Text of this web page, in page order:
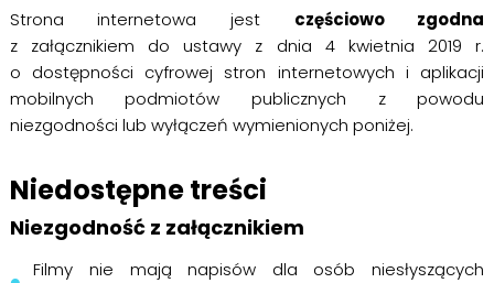
Strona internetowa jest częściowo zgodna
z załącznikiem do ustawy z dnia 4 kwietnia 2019 r.
o dostępności cyfrowej stron internetowych i aplikacji
mobilnych podmiotów publicznych z powodu
niezgodności lub wyłączeń wymienionych poniżej.
Niedostępne treści
Niezgodność z załącznikiem
Filmy nie mają napisów dla osób niesłyszących